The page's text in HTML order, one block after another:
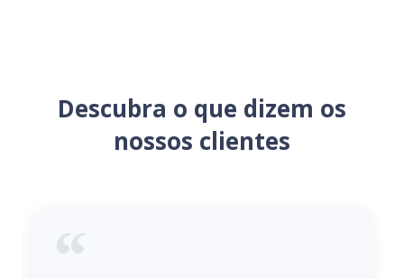
Descubra o que dizem os
nossos clientes